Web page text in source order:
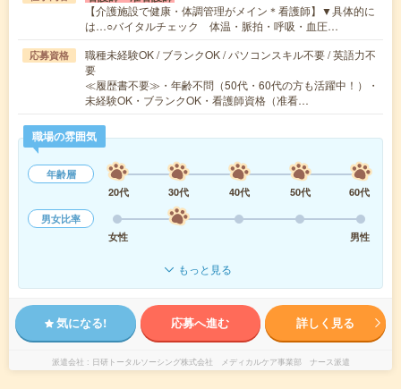
【介護施設で健康・体調管理がメイン＊看護師】▼具体的に
は…○バイタルチェック 体温・脈拍・呼吸・血圧…
応募資格
職種未経験OK / ブランクOK / パソコンスキル不要 / 英語力不
要
≪履歴書不要≫・年齢不問（50代・60代の方も活躍中！）・
未経験OK・ブランクOK・看護師資格（准看…
職場の雰囲気
年齢層
20代
30代 40代 50代
60代
男女比率
女性
男性
もっと見る
気になる! 応募へ進む 詳しく見る
派遣会社 日研トータルソーシング株式会社 メディカルケア事業部 ナース派遣